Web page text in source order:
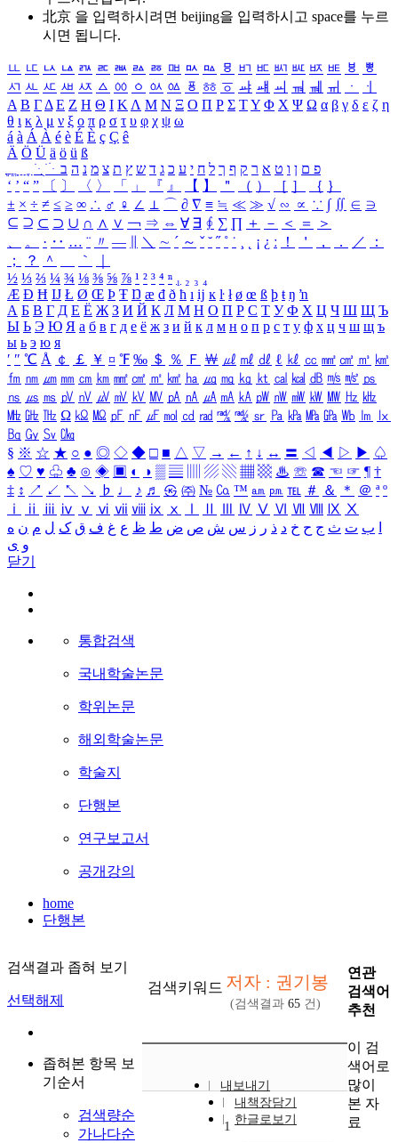
北京 을 입력하시려면 beijing을 입력하시고 space를 누르
시면 됩니다.
ㅥ ㅦ ㅧ ㅨ ㅩ ㅪ ㅫ ㅬ ㅭ ㅮ ㅯ ㅰ ㅱ ㅲ ㅳ ㅴ ㅵ ㅶ ㅷ ㅸ
ㅹ
ㅺ ㅻ ㅼ ㅽ ㅾ ㅿ ㆀ ㆁ ㆂ ㆃ ㆄ ㆅ ㆆ ㆇ ㆈ ㆉ ㆊ ㆋ ㆌ ㆍ
ㆎ
Α Β ΓΔ Ε Ζ Η Θ Ι ΚΛ Μ Ν Ξ Ο Π Ρ Σ ΤΥ Φ Χ Ψ Ω α β γ δ ε ζ η
θ ι κ λ μ ν ξ ο π ρ σ τ υ φ χ ψ ω
á à Á À é è É È ç Ç ê
Ä Ö Ü ä ö ü ß
ִֶֹ ֻּ ׁׂ פ ם ן ו ט א ר ק ף ך ל ח י ע כ ג ד ש ץ ת צ מ נ ה ב
‘ ’ “ ” 〔 〕 〈 〉 「 」 『 』 【 】 ＂ （ ） ［ ］ ｛ ｝
± × ÷ ≠ ≤ ≥ ∞ ∴ ♂ ♀ ∠ ⊥ ⌒ ∂ ∇ ≡ ≒ ≪ ≫ √ ∽ ∝ ∵ ∫ ∬ ∈ ∋
⊆ ⊇ ⊂ ⊃ ∪ ∩ ∧ ∨ ￢ ⇒ ⇔ ∀ ∃ ∮ ∑ ∏ ＋ － ＜ ＝
＞
、
。 · ‥ … ¨ 〃 ― ＼ ∼ ´ ～ ˇ ˘ ˝ ˚ ˙ ¸ ¡ ¿ ː ！ ＇ ， ． ／
：
；
？ ＾ ｀
½ ⅓ ⅔ ¼ ¾ ⅛ ⅜ ⅝ ⅞ ¹ ² ³ ⁴ ⁿ ₁ ₂ ₃ ₄
Æ Ð Ħ Ĳ Ł Ø Œ Þ Ŧ Ŋ æ đ ð ħ ı ĳ ĸ ŀ ł ø œ ß þ ŧ ŋ ŉ
А Б В Г Д Е Ё Ж З И Й К Л М Н О П Р С Т У Ф Х Ц Ч Ш Щ Ъ
Ы Ь Э Ю Я а б в г д е ё ж з и й к л м н о п р с т у ф х ц ч ш щ ъ
ы ь э ю я
′ ″ ℃ Å ￠ ￡ ￥ ¤ ℉ ‰ ＄ ％ Ｆ ￦ ㎕ ㎖ ㎗ ℓ ㎘ ㏄ ㎣ ㎤ ㎥ ㎦
㎙ ㎚ ㎛ ㎜ ㎝ ㎞ ㎟ ㎠ ㎡ ㎢ ㏊ ㎍ ㎎ ㎏ ㏏ ㎈ ㎉ ㏈ ㎧ ㎨ ㎰
㎱ ㎲ ㎳ ㎴ ㎵ ㎶ ㎷ ㎸ ㎹ ㎀ ㎁ ㎂ ㎃ ㎄ ㎺ ㎻ ㎽ ㎾ ㎿ ㎐ ㎑
㎒ ㎓ ㎔ Ω ㏀ ㏁ ㎊ ㎋ ㎌ ㏖ ㏅ ㎭ ㎮ ㎯ ㏛ ㎩ ㎪ ㎫ ㎬ ㏝ ㏐
㏓
㏃ ㏉ ㏜ ㏆
§ ※ ☆ ★ ○ ● ◎ ◇ ◆ □ ■ △ ▽ → ← ↑ ↓ ↔ 〓 ◁ ◀ ▷ ▶ ♤
♠ ♡ ♥ ♧ ♣ ⊙ ◈ ▣ ◐ ◑ ▒ ▤ ▨ ▧ ▦ ▩ ♨ ☏ ☎ ☜ ☞ ¶ †
‡ ↕ ↗ ↙ ↖ ↘ ♭ ♩ ♪ ♬ ㉿ ㈜ № ㏇ ™ ㏂ ㏘ ℡ ＃ ＆ ＊ ＠ ª º
ⅰ
ⅱ ⅲ ⅳ ⅴ ⅵ ⅶ ⅷ ⅸ ⅹ Ⅳ Ⅴ Ⅵ Ⅶ Ⅷ Ⅸ Ⅹ
ب ت ث ج ح خ د ذ ر ز س ش ص ض ط ظ ع غ ف ق ک ل م ن ه
و ی
닫기
통합검색
국내학술논문
학위논문
해외학술논문
학술지
단행본
연구보고서
공개강의
home
단행본
검색결과 좁혀 보기
선택해제
좁혀본 항목 보
기순서
검색량순
가나다순
검색키워드 저자 : 권기봉
(검색결과 65 건)
내보내기
내책장담기
한글로보기
1
연관
검색어
추천
이 검
색어로
많이
본 자
료